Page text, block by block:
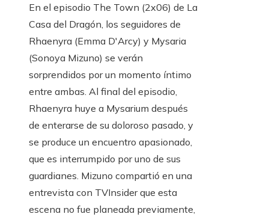
En el episodio The Town (2x06) de La
Casa del Dragón, los seguidores de
Rhaenyra (Emma D'Arcy) y Mysaria
(Sonoya Mizuno) se verán
sorprendidos por un momento íntimo
entre ambas. Al final del episodio,
Rhaenyra huye a Mysarium después
de enterarse de su doloroso pasado, y
se produce un encuentro apasionado,
que es interrumpido por uno de sus
guardianes. Mizuno compartió en una
entrevista con TVInsider que esta
escena no fue planeada previamente,